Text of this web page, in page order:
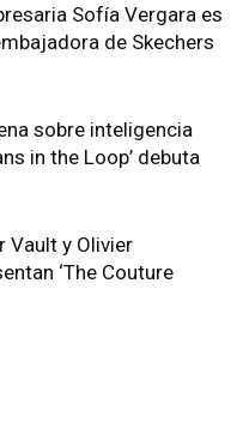
Sofía Vergara es
de Skechers
sobre inteligencia
in the Loop’ debuta
Vault y Olivier
‘The Couture